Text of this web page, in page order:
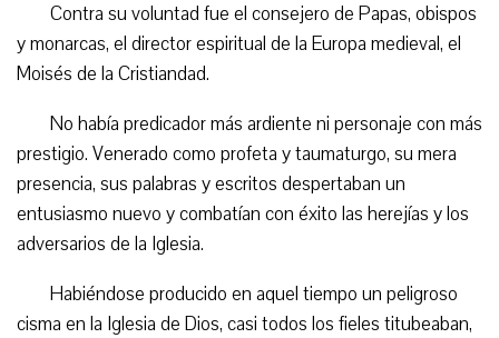
Contra su voluntad fue el consejero de Papas, obispos
y monarcas, el director espiritual de la Europa medieval, el
Moisés de la Cristiandad.
No había predicador más ardiente ni personaje con más
prestigio. Venerado como profeta y taumaturgo, su mera
presencia, sus palabras y escritos despertaban un
entusiasmo nuevo y combatían con éxito las herejías y los
adversarios de la Iglesia.
Habiéndose producido en aquel tiempo un peligroso
cisma en la Iglesia de Dios, casi todos los fieles titubeaban,